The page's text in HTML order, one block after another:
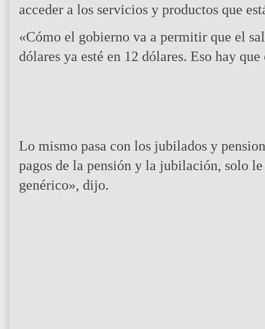
acceder a los servicios y productos que
«Cómo el gobierno va a permitir que el
dólares ya esté en 12 dólares. Eso hay
Lo mismo pasa con los jubilados y
pagos de la pensión y la jubilación, solo
genérico», dijo.